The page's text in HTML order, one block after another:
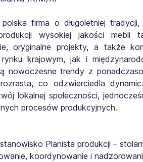
firma o długoletniej tradycji,
wysokiej jakości mebli
oryginalne projekty, a także
krajowym, jak i
nowoczesne trendy z
co odzwierciedla
lokalnej społeczności,
procesów produkcyjnych.
Planista produkcji –
koordynowanie i